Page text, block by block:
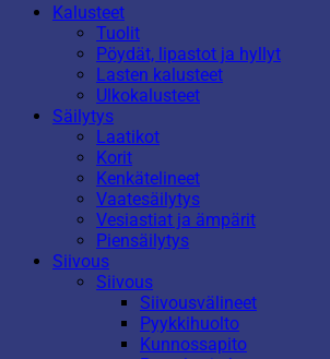
Kalusteet
Tuolit
Pöydät, lipastot ja hyllyt
Lasten kalusteet
Ulkokalusteet
Säilytys
Laatikot
Korit
Kenkätelineet
Vaatesäilytys
Vesiastiat ja ämpärit
Piensäilytys
Siivous
Siivous
Siivousvälineet
Pyykkihuolto
Kunnossapito